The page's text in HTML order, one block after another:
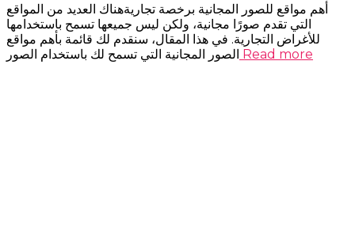
أهم مواقع للصور المجانية برخصة تجاريةهناك العديد من المواقع
التي تقدم صورًا مجانية، ولكن ليس جميعها تسمح باستخدامها
للأغراض التجارية. في هذا المقال، سنقدم لك قائمة بأهم مواقع
الصور المجانية التي تسمح لك باستخدام الصور Read more